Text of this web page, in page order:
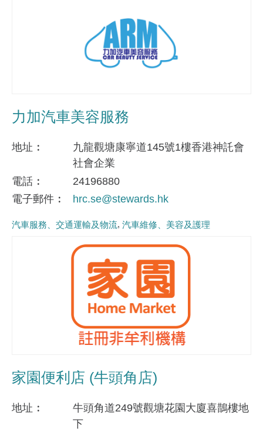
力加汽車美容服務
地址
九龍觀塘康寧道145號1樓香港神託會
社會企業
電話
24196880
電子郵件
hrc.se@stewards.hk
汽車服務、交通運輸及物流 汽車維修、美容及護理
家園便利店 (牛頭角店)
地址
牛頭角道249號觀塘花園大廈喜鵲樓地
下